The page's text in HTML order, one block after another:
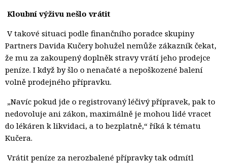
Kloubní výživu nešlo vrátit
V takové situaci podle finančního poradce skupiny
Partners Davida Kučery bohužel nemůže zákazník čekat,
že mu za zakoupený doplněk stravy vrátí jeho prodejce
peníze. I když by šlo o nenačaté a nepoškozené balení
volně prodejného přípravku.
„Navíc pokud jde o registrovaný léčivý přípravek, pak to
nedovoluje ani zákon, maximálně je mohou lidé vracet
do lékáren k likvidaci, a to bezplatně,“ říká k tématu
Kučera.
Vrátit peníze za nerozbalené přípravky tak odmítl